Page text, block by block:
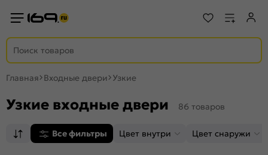
Главная Входные двери Узкие
Узкие входные двери 86 товаров
Все фильтры Цвет внутри Цвет снаружи